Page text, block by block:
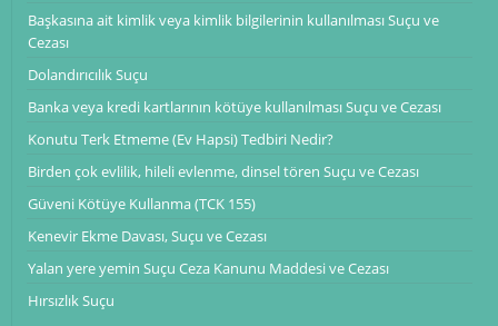
Başkasına ait kimlik veya kimlik bilgilerinin kullanılması Suçu ve
Cezası
Dolandırıcılık Suçu
Banka veya kredi kartlarının kötüye kullanılması Suçu ve Cezası
Konutu Terk Etmeme (Ev Hapsi) Tedbiri Nedir?
Birden çok evlilik, hileli evlenme, dinsel tören Suçu ve Cezası
Güveni Kötüye Kullanma (TCK 155)
Kenevir Ekme Davası, Suçu ve Cezası
Yalan yere yemin Suçu Ceza Kanunu Maddesi ve Cezası
Hırsızlık Suçu